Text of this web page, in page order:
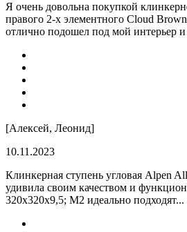
Я очень довольна покупкой
правого 2-х элементного Cloud
отлично подошел под мой интерьер и
[Алексей, Леонид]
10.11.2023
Клинкерная ступень угловая Alpen
удивила своим качеством и
320x320x9,5; M2 идеально подходят...